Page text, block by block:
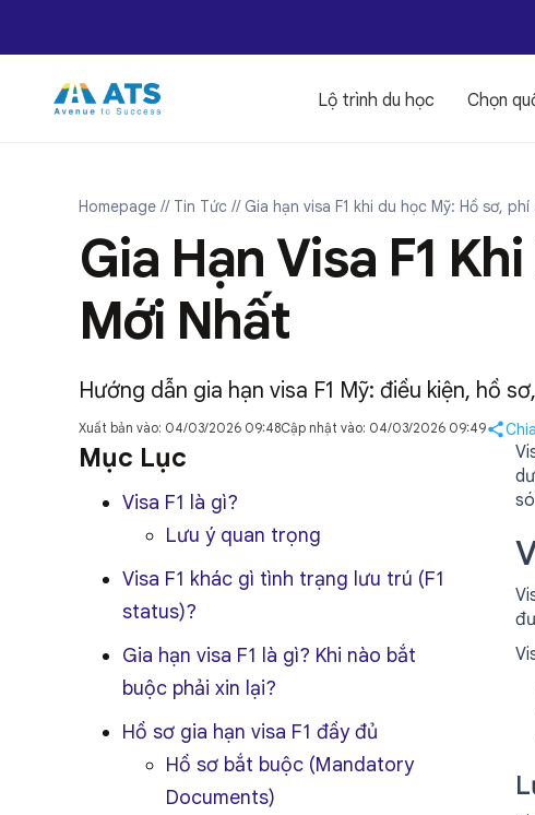
Lộ trình du học Chọn
Homepage // Tin Tức // Gia hạn visa F1 khi du học Mỹ: Hồ sơ,
Gia Hạn Visa F1
Mới Nhất
Hướng dẫn gia hạn visa F1 Mỹ: điều kiện, hồ
Xuất bản vào: 04/03/2026 09:48Cập nhật vào: 04/03/2026 09:49
Mục Lục
Visa F1 là gì?
Lưu ý quan trọng
Visa F1 khác gì tình trạng lưu trú (F1
status)?
Gia hạn visa F1 là gì? Khi nào bắt
buộc phải xin lại?
Hồ sơ gia hạn visa F1 đầy đủ
Hồ sơ bắt buộc (Mandatory
Documents)